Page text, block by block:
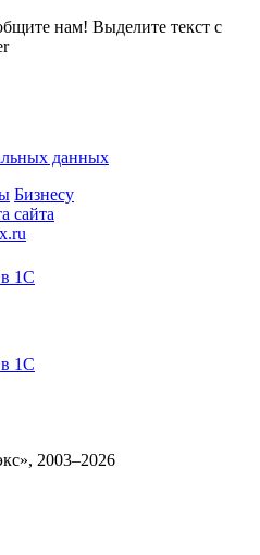
нам! Выделите текст с
данных
Бизнесу
сайта
1С
1С
2003–2026